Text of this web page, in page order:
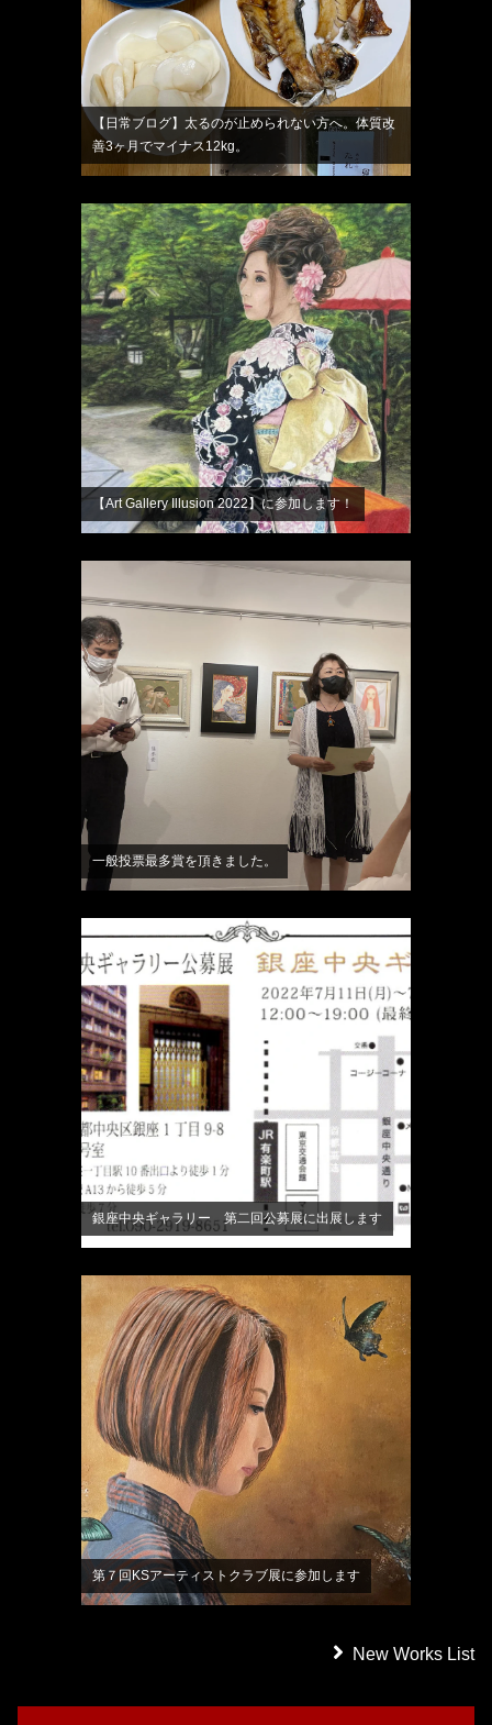
【日常ブログ】太るのが止められない方へ。体質改
善3ヶ月でマイナス12kg。
【Art Gallery Illusion 2022】に参加します！
一般投票最多賞を頂きました。
銀座中央ギャラリー 第二回公募展に出展します
第７回KSアーティストクラブ展に参加します
New Works List